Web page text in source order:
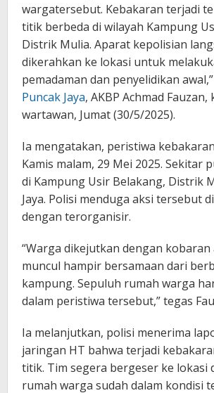
wargatersebut. Kebakaran terjadi
titik berbeda di wilayah Kampung
Distrik Mulia. Aparat kepolisian
dikerahkan ke lokasi untuk
pemadaman dan penyelidikan
Puncak Jaya, AKBP Achmad Fauzan,
wartawan, Jumat (30/5/2025).
Ia mengatakan, peristiwa
Kamis malam, 29 Mei 2025. Sekitar
di Kampung Usir Belakang, Distrik
Jaya. Polisi menduga aksi tersebut
dengan terorganisir.
“Warga dikejutkan dengan kobaran
muncul hampir bersamaan dari
kampung. Sepuluh rumah warga
dalam peristiwa tersebut,” tegas
Ia melanjutkan, polisi menerima
jaringan HT bahwa terjadi
titik. Tim segera bergeser ke lokasi
rumah warga sudah dalam kondisi